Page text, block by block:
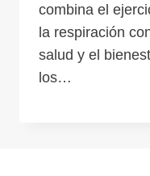
combina el
la respiración
salud y el
los…